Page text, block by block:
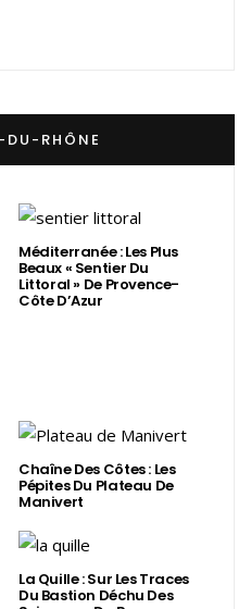
DU-RHÔNE
Méditerranée : Les Plus
Beaux « Sentier Du
Littoral » De Provence-
Côte D’Azur
Chaîne Des Côtes : Les
Pépites Du Plateau De
Manivert
La Quille : Sur Les Traces
Du Bastion Déchu Des